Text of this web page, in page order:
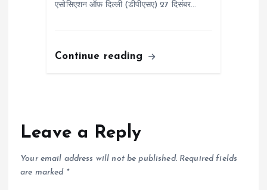
एसोसिएशन ऑफ़ दिल्ली (डीपीएसए) 27 दिसंबर…
Continue reading
Leave a Reply
Your email address will not be published. Required fields
are marked *